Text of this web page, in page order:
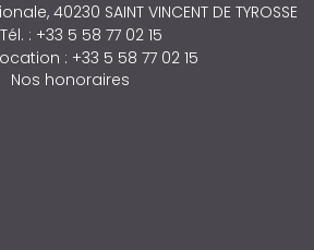
40230 SAINT VINCENT DE TYROSSE
Tél. : +33 5 58 77 02 15
: +33 5 58 77 02 15
Nos honoraires